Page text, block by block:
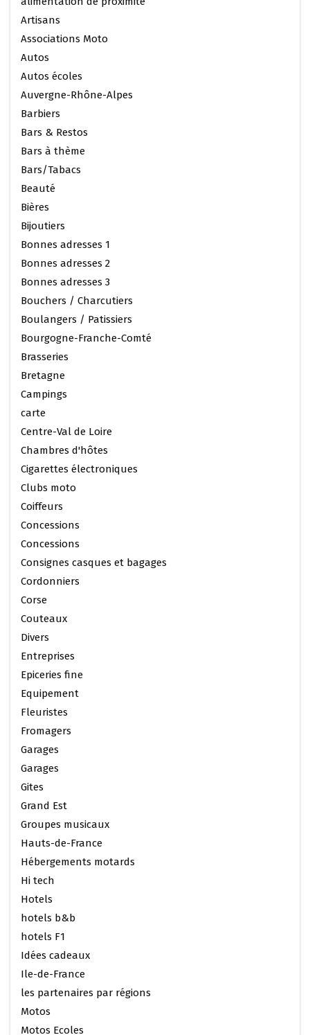
Artisans
Associations Moto
Autos
Autos écoles
Auvergne-Rhône-Alpes
Barbiers
Bars & Restos
Bars à thème
Bars/Tabacs
Beauté
Bières
Bijoutiers
Bonnes adresses 1
Bonnes adresses 2
Bonnes adresses 3
Bouchers / Charcutiers
Boulangers / Patissiers
Bourgogne-Franche-Comté
Brasseries
Bretagne
Campings
carte
Centre-Val de Loire
Chambres d'hôtes
Cigarettes électroniques
Clubs moto
Coiffeurs
Concessions
Concessions
Consignes casques et bagages
Cordonniers
Corse
Couteaux
Divers
Entreprises
Epiceries fine
Equipement
Fleuristes
Fromagers
Garages
Garages
Gites
Grand Est
Groupes musicaux
Hauts-de-France
Hébergements motards
Hi tech
Hotels
hotels b&b
hotels F1
Idées cadeaux
Ile-de-France
les partenaires par régions
Motos
Motos Ecoles